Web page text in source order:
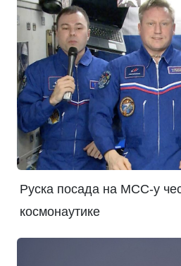
Руска посада на МСС-у
космонаутике